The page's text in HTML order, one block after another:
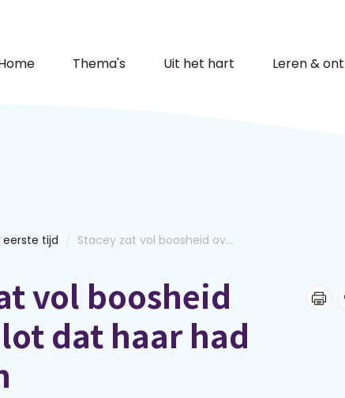
Thema's Uit het hart Leren &
eerste tijd Stacey zat vol boosheid ov...
vol boosheid
dat haar had